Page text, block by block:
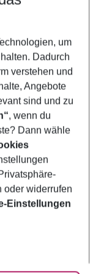
um
Dadurch
verstehen und
Angebote
sind und zu
, wenn du
Dann wähle
oder widerrufen
Einstellungen